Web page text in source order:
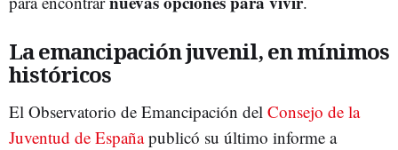
La emancipación juvenil, en mínimos
históricos
El Observatorio de Emancipación del Consejo de la
Juventud de Españapublicó su último informe a